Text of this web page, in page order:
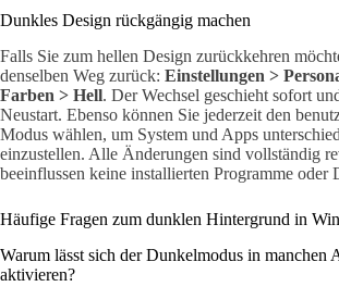
Dunkles Design rückgängig machen
Falls Sie zum hellen Design zurückkehren
denselben Weg zurück: Einstellungen >
Farben > Hell. Der Wechsel geschieht sofort
Neustart. Ebenso können Sie jederzeit den
Modus wählen, um System und Apps
einzustellen. Alle Änderungen sind vollständig
beeinflussen keine installierten Programme oder
Häufige Fragen zum dunklen Hintergrund in
Warum lässt sich der Dunkelmodus in manchen
aktivieren?